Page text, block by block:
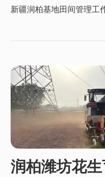
新疆润柏基地田间管理工
润柏潍坊花